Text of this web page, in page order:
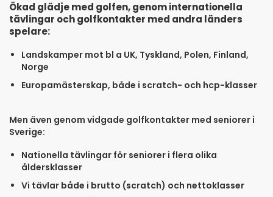
Ökad glädje med golfen, genom internationella
tävlingar och golfkontakter med andra länders
spelare:
Landskamper mot bl a UK, Tyskland, Polen, Finland,
Norge
Europamästerskap, både i scratch- och hcp-klasser
Men även genom vidgade golfkontakter med seniorer i
Sverige:
Nationella tävlingar för seniorer i flera olika
åldersklasser
Vi tävlar både i brutto (scratch) och nettoklasser